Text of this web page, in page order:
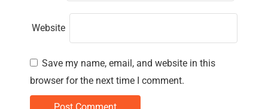
Website
Save my name, email, and website in this
browser for the next time I comment.